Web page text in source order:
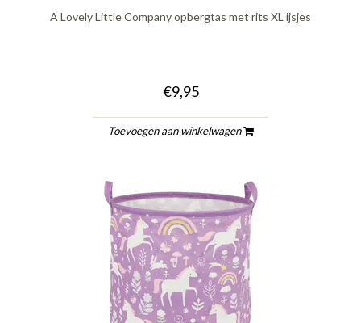
A Lovely Little Company opbergtas met rits XL ijsjes
€9,95
Toevoegen aan winkelwagen